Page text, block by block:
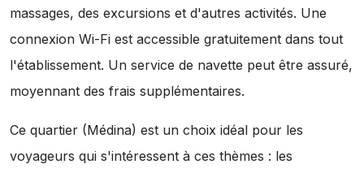
massages, des excursions et d'autres activités. Une
connexion Wi-Fi est accessible gratuitement dans tout
l'établissement. Un service de navette peut être assuré,
moyennant des frais supplémentaires.
Ce quartier (Médina) est un choix idéal pour les
voyageurs qui s'intéressent à ces thèmes : les